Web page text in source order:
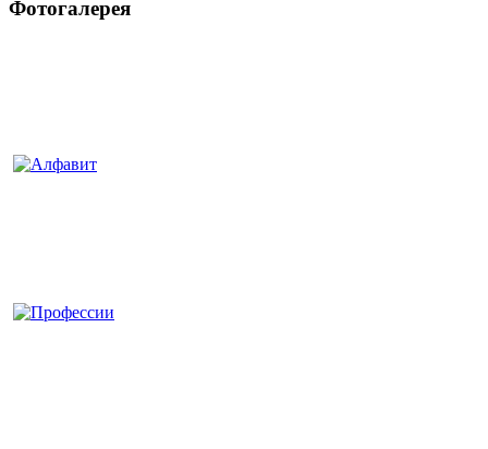
Фотогалерея